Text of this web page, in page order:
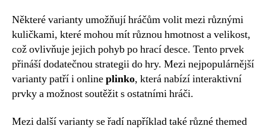
Některé varianty umožňují hráčům volit mezi různými
kuličkami, které mohou mít různou hmotnost a velikost,
což ovlivňuje jejich pohyb po hrací desce. Tento prvek
přináší dodatečnou strategii do hry. Mezi nejpopulárnější
varianty patří i onlineplinko, která nabízí interaktivní
prvky a možnost soutěžit s ostatními hráči.
Mezi další varianty se řadí například také různé themed